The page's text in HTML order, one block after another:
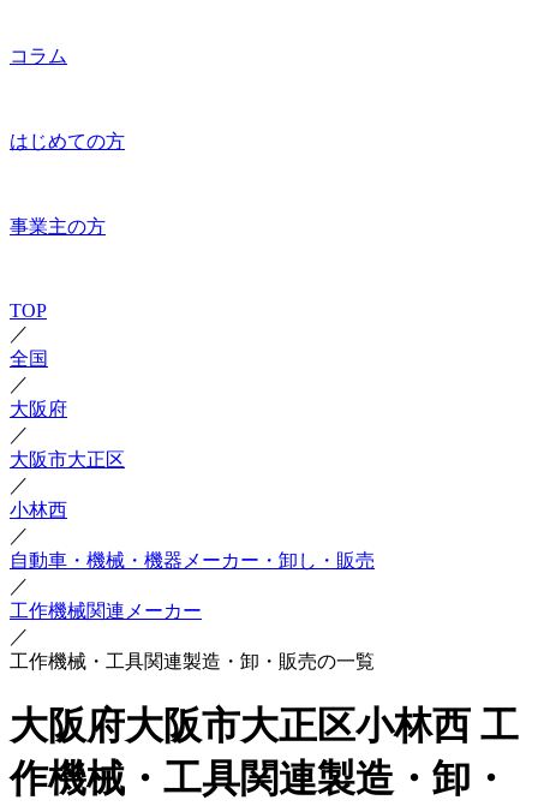
コラム
はじめての方
事業主の方
TOP
／
全国
／
大阪府
／
大阪市大正区
／
小林西
／
自動車・機械・機器メーカー・卸し・販売
／
工作機械関連メーカー
／
工作機械・工具関連製造・卸・販売の一覧
大阪府大阪市大正区小林西 工
作機械・工具関連製造・卸・